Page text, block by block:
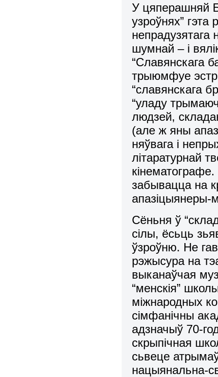
У цяперашняй
узроўнях”
непрадузятага
шумнай – і
“Славянскага
трыюмфуе
“славянскага
“уладу
людзей,
(але ж яны
няўвага і
літаратурнай
кінематографе.
забывацца на
апазіцыянеры-
Сёньня ў
сілы, ёсьць
ўзроўню. Не
рэжысура на
выканаўчая
“менскія”
міжнародных
сімфанічны
адзначыў 70-
скрыпічная
сьвеце
нацыянальна-